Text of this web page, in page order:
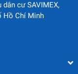
dân cư SAVIMEX,
Hồ Chí Minh